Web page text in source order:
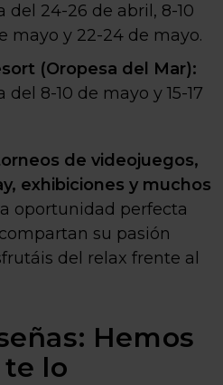
del 24-26 de abril, 8-10
mayo y 22-24 de mayo.
(Oropesa del Mar):
8-10 de mayo y 15-17
de videojuegos,
exhibiciones y muchos
oportunidad perfecta
su pasión
del relax frente al
Hemos
lo